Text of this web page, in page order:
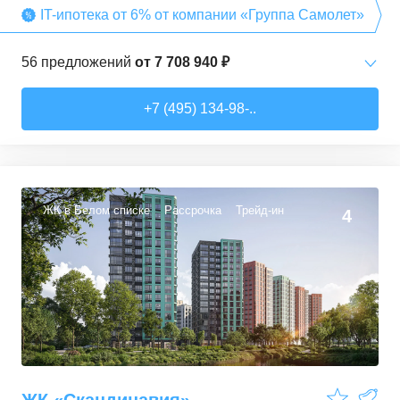
IT-ипотека от 6% от компании «Группа Самолет»
56 предложений от 7 708 940 ₽
34,71–49,54м² 22 предложения
2-комн. кв.
50,6–60,29
3-комн. кв. от16 491 230 ₽
74,3–94,8м² 22 предложения
+7 (495) 134-98-..
ЖК в Белом списке Рассрочка Трейд-ин 4